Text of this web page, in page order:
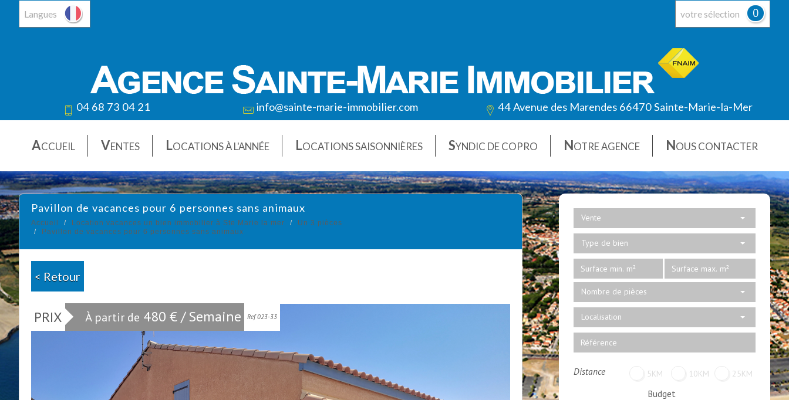
Langues votre sélection 0
04 68 73 04 21 info@sainte-marie-immobilier.com 44 Avenue des Marendes 66470 Sainte-Marie-la-Mer
ACCUEIL VENTES LOCATIONS À L'ANNÉE LOCATIONS SAISONNIÈRES SYNDIC DE COPRO NOTRE AGENCE NOUS CONTACTER
Vente
Type de bien
Nombre de pièces
Localisation
Distance 5KM 10KM 25KM
Budget
pavillon de vacances pour 6 personnes sans animaux
Accueil Location vacances un bien immobilier à Ste Marie la mer
Un 3 pièces
Pavillon de vacances pour 6 personnes sans animaux
< Retour
PRIX À partir de 480 € / Semaine Ref 023-33